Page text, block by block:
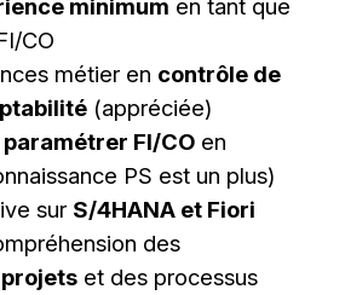
minimum en tant que
CO
métier en contrôle de
(appréciée)
paramétrer FI/CO en
PS est un plus)
sur S/4HANA et Fiori
des
et des processus